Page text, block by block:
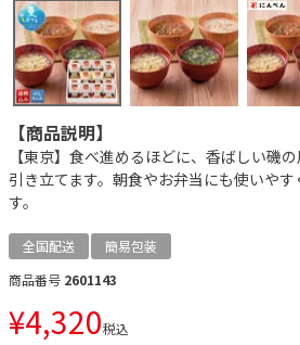
【商品説明】
【東京】食べ進めるほどに、香ばしい磯
引き立てます。朝食やお弁当にも使いや
す。
全国配送
簡易包装
商品番号 2601143
¥4,320税込